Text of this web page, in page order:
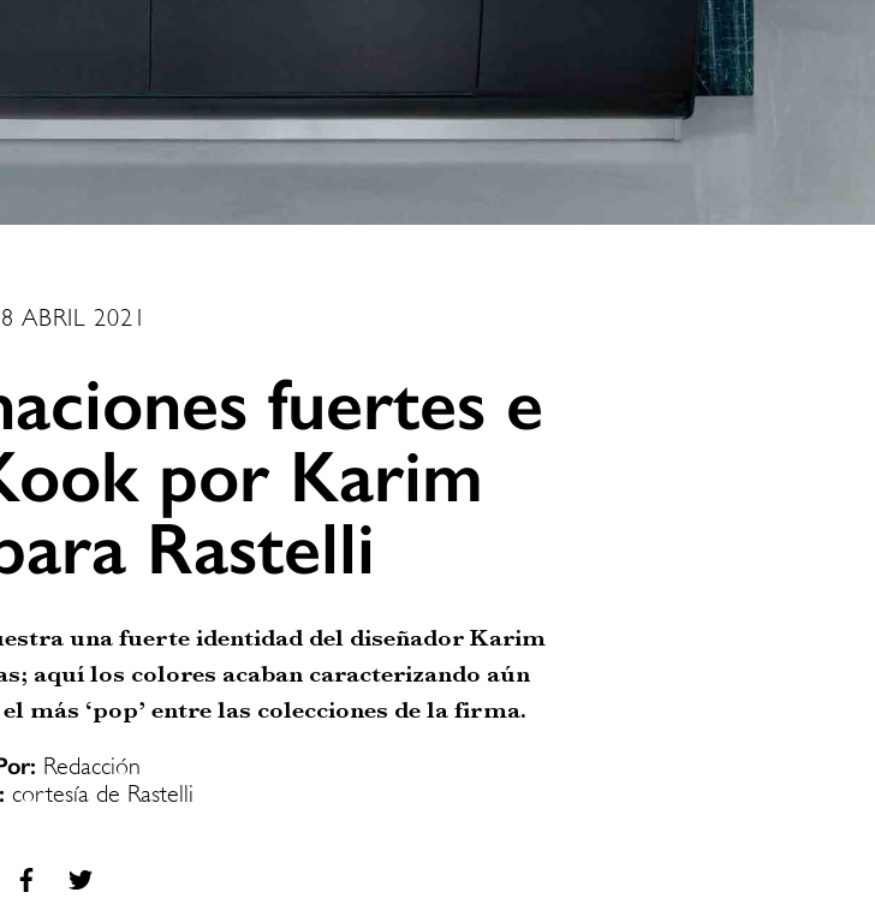
ABRIL 2021
fuertes e
por Karim
Rastelli
una fuerte identidad del diseñador Karim
aquí los colores acaban caracterizando aún
más ‘pop’ entre las colecciones de la firma.
Redacción
cortesía de Rastelli